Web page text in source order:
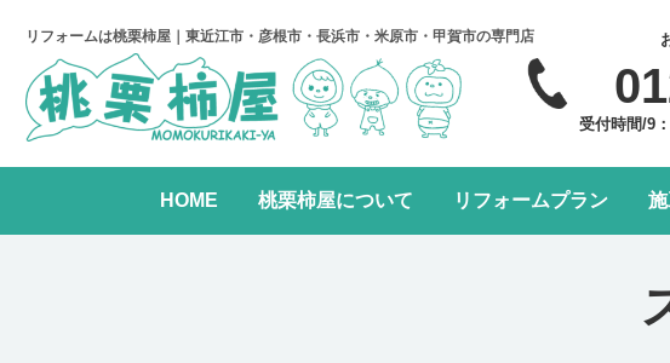
リフォームは桃栗柿屋｜東近江市・彦根市・長浜市・米原市・甲賀市の専門店
受付時間/9
HOME 桃栗柿屋について リフォームプラン
水まわり4